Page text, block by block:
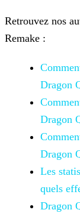
Retrouvez nos
Remake :
Dragon
Dragon
Dragon
Les
quels
Dragon